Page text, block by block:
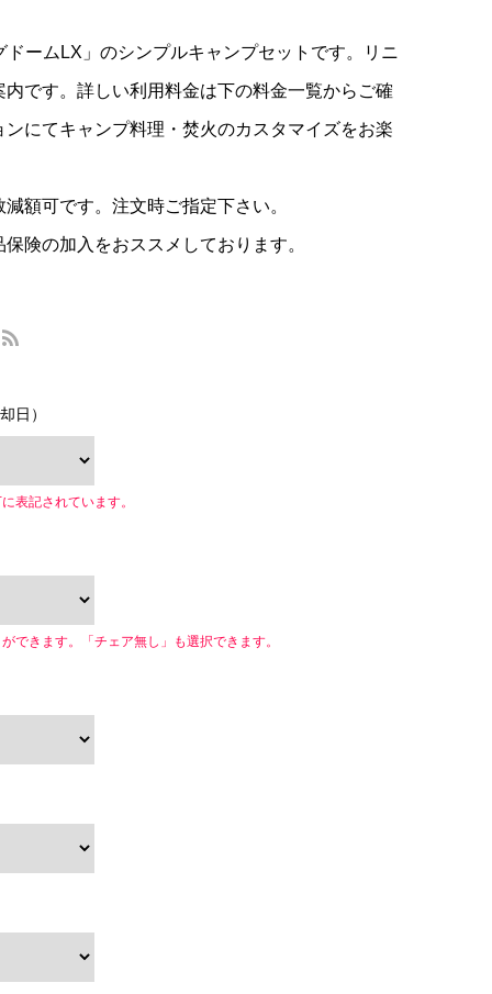
ームLX」のシンプルキャンプセットです。リニ
です。詳しい利用料金は下の料金一覧からご確
にてキャンプ料理・焚火のカスタマイズをお楽
額可です。注文時ご指定下さい。
険の加入をおススメしております。
日）
表記されています。
できます。「チェア無し」も選択できます。